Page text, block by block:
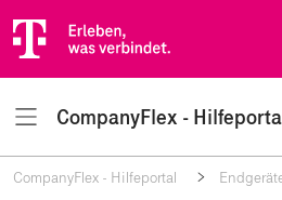
CompanyFlex -
Navigation
CompanyFlex - Hilfeportal